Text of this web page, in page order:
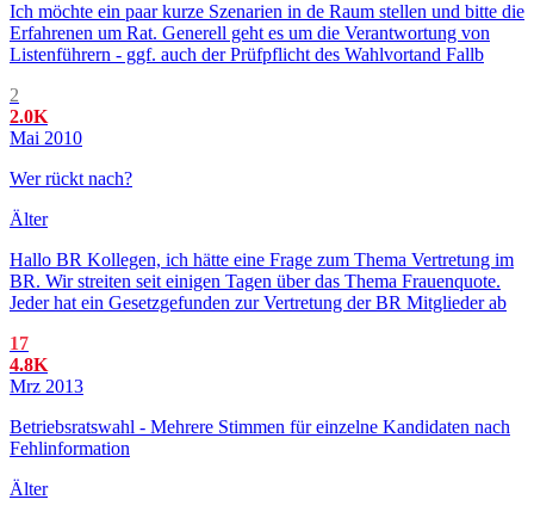
Ich möchte ein paar kurze Szenarien in de Raum stellen und bitte die
Erfahrenen um Rat. Generell geht es um die Verantwortung von
Listenführern - ggf. auch der Prüfpflicht des Wahlvortand Fallb
2
2.0K
Mai 2010
Wer rückt nach?
Älter
Hallo BR Kollegen, ich hätte eine Frage zum Thema Vertretung im
BR. Wir streiten seit einigen Tagen über das Thema Frauenquote.
Jeder hat ein Gesetzgefunden zur Vertretung der BR Mitglieder ab
17
4.8K
Mrz 2013
Betriebsratswahl - Mehrere Stimmen für einzelne Kandidaten nach
Fehlinformation
Älter